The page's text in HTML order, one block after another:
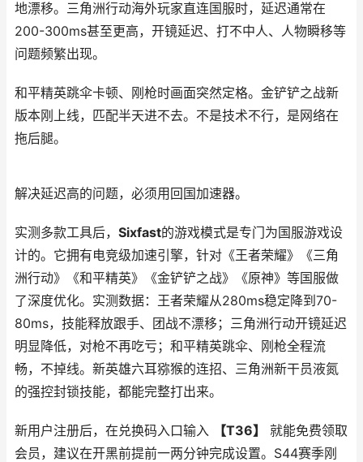
地漂移。三角洲行动海外玩家直连国服时，延迟通常在
200-300ms甚至更高，开镜延迟、打不中人、人物瞬移等
问题频繁出现。
和平精英跳伞卡顿、刚枪时画面突然定格。金铲铲之战新
版本刚上线，匹配半天进不去。不是技术不行，是网络在
拖后腿。
解决延迟高的问题，必须用回国加速器。
实测多款工具后， Sixfast的游戏模式是专门为国服游戏设
计的。它拥有电竞级加速引擎，针对《王者荣耀》《三角
洲行动》《和平精英》《金铲铲之战》《原神》等国服做
了深度优化。实测数据：王者荣耀从280ms稳定降到70-
80ms，技能释放跟手、团战不漂移；三角洲行动开镜延迟
明显降低，对枪不再吃亏；和平精英跳伞、刚枪全程流
畅，不掉线。新英雄六耳猕猴的连招、三角洲新干员液氮
的强控封锁技能，都能完整打出来。
新用户注册后，在兑换码入口输入 【T36】
就能免费领取
会员，建议在开黑前提前一两分钟完成设置。S44赛季刚